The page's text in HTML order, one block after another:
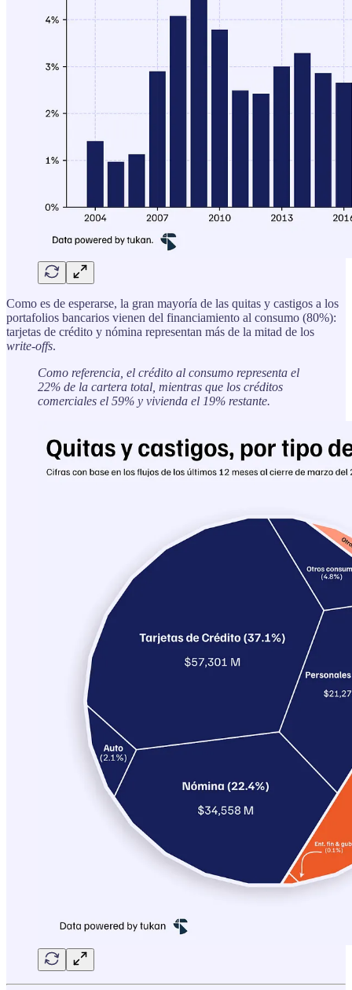
Como es de esperarse, la gran mayoría de las quitas y castigos a los
portafolios bancarios vienen del financiamiento al consumo (80%):
tarjetas de crédito y nómina representan más de la mitad de los
write-offs.
Como referencia, el crédito al consumo representa el
22% de la cartera total, mientras que los créditos
comerciales el 59% y vivienda el 19% restante.